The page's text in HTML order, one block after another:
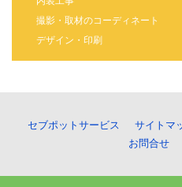
撮影・取材のコーディネート
デザイン・印刷
セブポットサービス サイトマ
お問合せ